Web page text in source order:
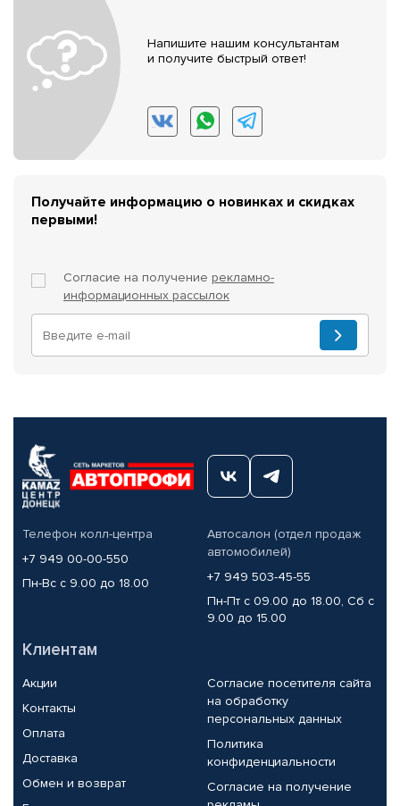
Напишите нашим консультантам
и получите быстрый ответ!
Получайте информацию о новинках и скидках
первыми!
Согласие на получение рекламно-
информационных рассылок
Телефон колл-центра
+7 949 00-00-550
Пн-Вс с 9.00 до 18.00
Автосалон (отдел продаж
автомобилей)
+7 949 503-45-55
Пн-Пт с 09.00 до 18.00, Сб с
9.00 до 15.00
Клиентам
Акции
Контакты
Оплата
Доставка
Обмен и возврат
Согласие посетителя сайта
на обработку
персональных данных
Политика
конфиденциальности
Согласие на получение